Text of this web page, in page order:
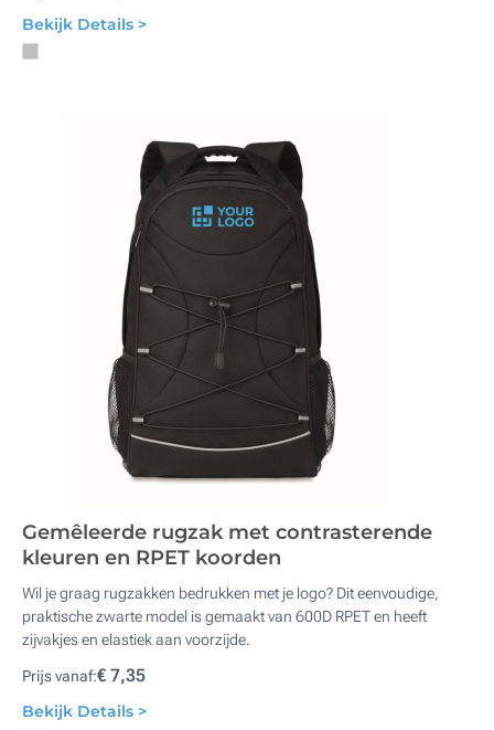
Bekijk Details >
Gemêleerde rugzak met contrasterende
kleuren en RPET koorden
Wil je graag rugzakken bedrukken met je logo? Dit eenvoudige,
praktische zwarte model is gemaakt van 600D RPET en heeft
zijvakjes en elastiek aan voorzijde.
Prijs vanaf:€ 7,35
Bekijk Details >